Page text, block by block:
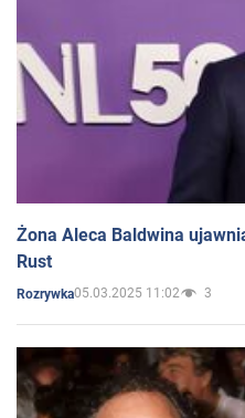
Żona Aleca Baldwina
Rust
Rozrywka05.03.2025 11:02 3